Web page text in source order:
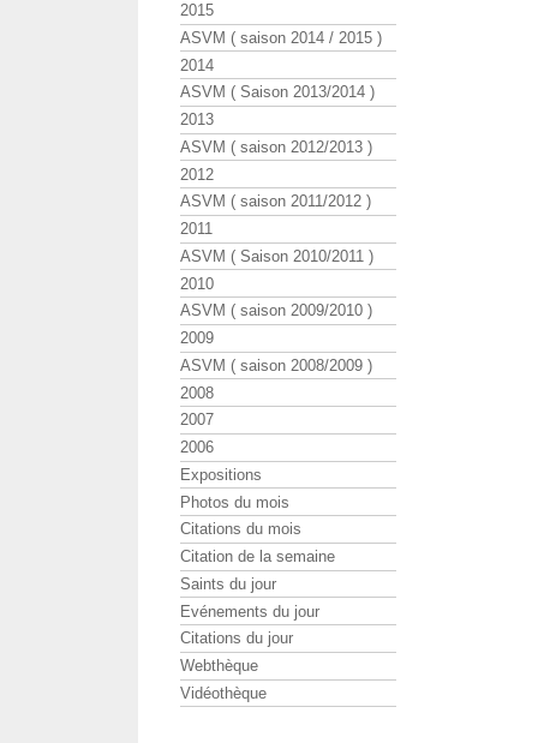
2015
ASVM ( saison 2014 / 2015 )
2014
ASVM ( Saison 2013/2014 )
2013
ASVM ( saison 2012/2013 )
2012
ASVM ( saison 2011/2012 )
2011
ASVM ( Saison 2010/2011 )
2010
ASVM ( saison 2009/2010 )
2009
ASVM ( saison 2008/2009 )
2008
2007
2006
Expositions
Photos du mois
Citations du mois
Citation de la semaine
Saints du jour
Evénements du jour
Citations du jour
Webthèque
Vidéothèque